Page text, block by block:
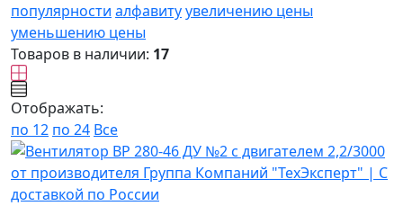
популярности алфавитуувеличению цены
уменьшению цены
Товаров в наличии: 17
Отображать:
по 12 по 24 Все